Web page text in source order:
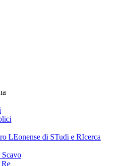
LEonense di STudi e RIcerca
Scavo